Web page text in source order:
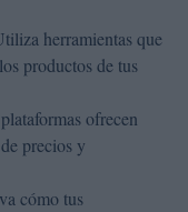
herramientas que
productos de tus
ofrecen
precios y
cómo tus